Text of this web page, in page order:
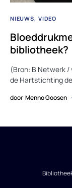
NIEUWS VIDEO
bibliotheek?
(Bron: B Netwerk
de Hartstichting
door Menno Goosen